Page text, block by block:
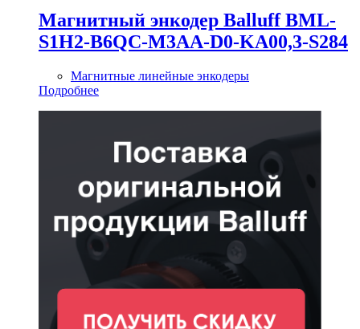
Магнитный энкодер Balluff BML-
S1H2-B6QC-M3AA-D0-KA00,3-S284
Магнитные линейные энкодеры
Подробнее